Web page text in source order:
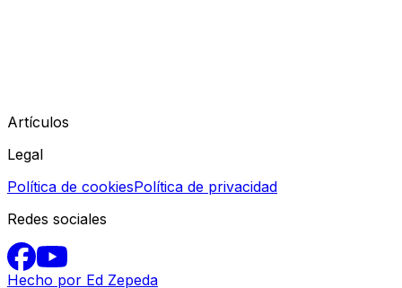
Artículos
Legal
Política de cookiesPolítica de privacidad
Redes sociales
Hecho por Ed Zepeda